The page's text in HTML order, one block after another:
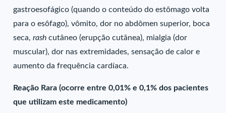
gastroesofágico (quando o conteúdo do estômago volta
para o esôfago), vômito, dor no abdômen superior, boca
seca, rashcutâneo (erupção cutânea), mialgia (dor
muscular), dor nas extremidades, sensação de calor e
aumento da frequência cardíaca.
Reação Rara (ocorre entre 0,01% e 0,1% dos pacientes
que utilizam este medicamento)